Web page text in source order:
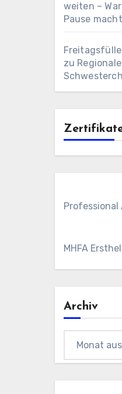
weiten –
Pause
zu
Professional
MHFA
Archiv